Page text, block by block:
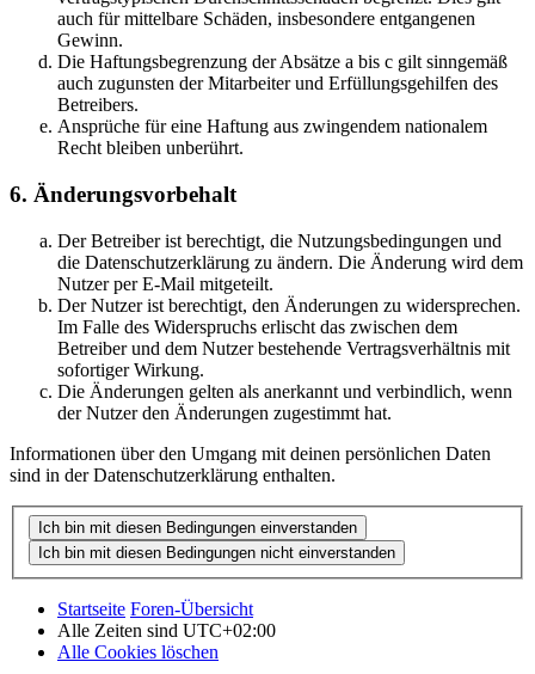
auch für mittelbare Schäden, insbesondere entgangenen
Gewinn.
Die Haftungsbegrenzung der Absätze a bis c gilt sinngemäß
auch zugunsten der Mitarbeiter und Erfüllungsgehilfen des
Betreibers.
Ansprüche für eine Haftung aus zwingendem nationalem
Recht bleiben unberührt.
6. Änderungsvorbehalt
Der Betreiber ist berechtigt, die Nutzungsbedingungen und
die Datenschutzerklärung zu ändern. Die Änderung wird dem
Nutzer per E-Mail mitgeteilt.
Der Nutzer ist berechtigt, den Änderungen zu widersprechen.
Im Falle des Widerspruchs erlischt das zwischen dem
Betreiber und dem Nutzer bestehende Vertragsverhältnis mit
sofortiger Wirkung.
Die Änderungen gelten als anerkannt und verbindlich, wenn
der Nutzer den Änderungen zugestimmt hat.
Informationen über den Umgang mit deinen persönlichen Daten
sind in der Datenschutzerklärung enthalten.
Startseite Foren-Übersicht
Alle Zeiten sind UTC+02:00
Alle Cookies löschen